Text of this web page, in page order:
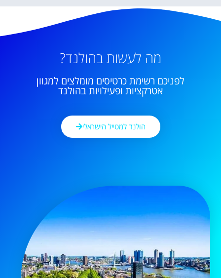
מה לעשות בהולנד?
לפניכם רשימת כרטיסים מומלצים למגוון
אטרקציות ופעילויות בהולנד
הולנד למטייל הישראלי